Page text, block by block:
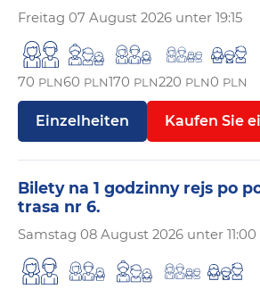
Freitag 07 August 2026 unter 19:15
70 PLN60 PLN170 PLN220 PLN0 PLN
Einzelheiten Kaufen Sie
Bilety na 1 godzinny rejs po
trasa nr 6.
Samstag 08 August 2026 unter 11:00